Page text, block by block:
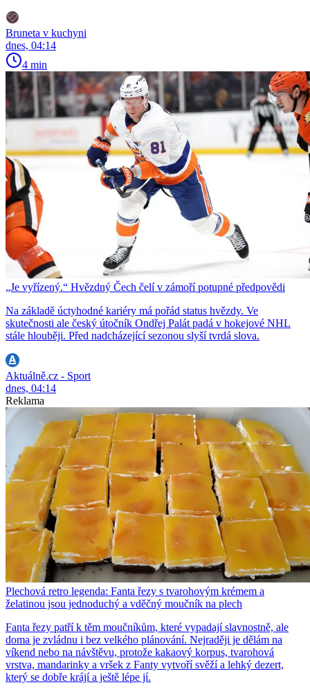
Bruneta v kuchyni
dnes, 04:14
4 min
„Je vyřízený.“ Hvězdný Čech čelí v zámoří potupné předpovědi
Na základě úctyhodné kariéry má pořád status hvězdy. Ve
skutečnosti ale český útočník Ondřej Palát padá v hokejové NHL
stále hlouběji. Před nadcházející sezonou slyší tvrdá slova.
Aktuálně.cz - Sport
dnes, 04:14
Reklama
Plechová retro legenda: Fanta řezy s tvarohovým krémem a
želatinou jsou jednoduchý a vděčný moučník na plech
Fanta řezy patří k těm moučníkům, které vypadají slavnostně, ale
doma je zvládnu i bez velkého plánování. Nejraději je dělám na
víkend nebo na návštěvu, protože kakaový korpus, tvarohová
vrstva, mandarinky a vršek z Fanty vytvoří svěží a lehký dezert,
který se dobře krájí a ještě lépe jí.